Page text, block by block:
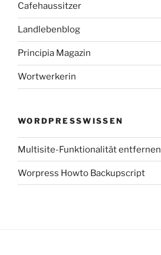
Cafehaussitzer
Landlebenblog
Principia Magazin
Wortwerkerin
WORDPRESSWISSEN
Multisite-Funktionalität entfernen
Worpress Howto Backupscript